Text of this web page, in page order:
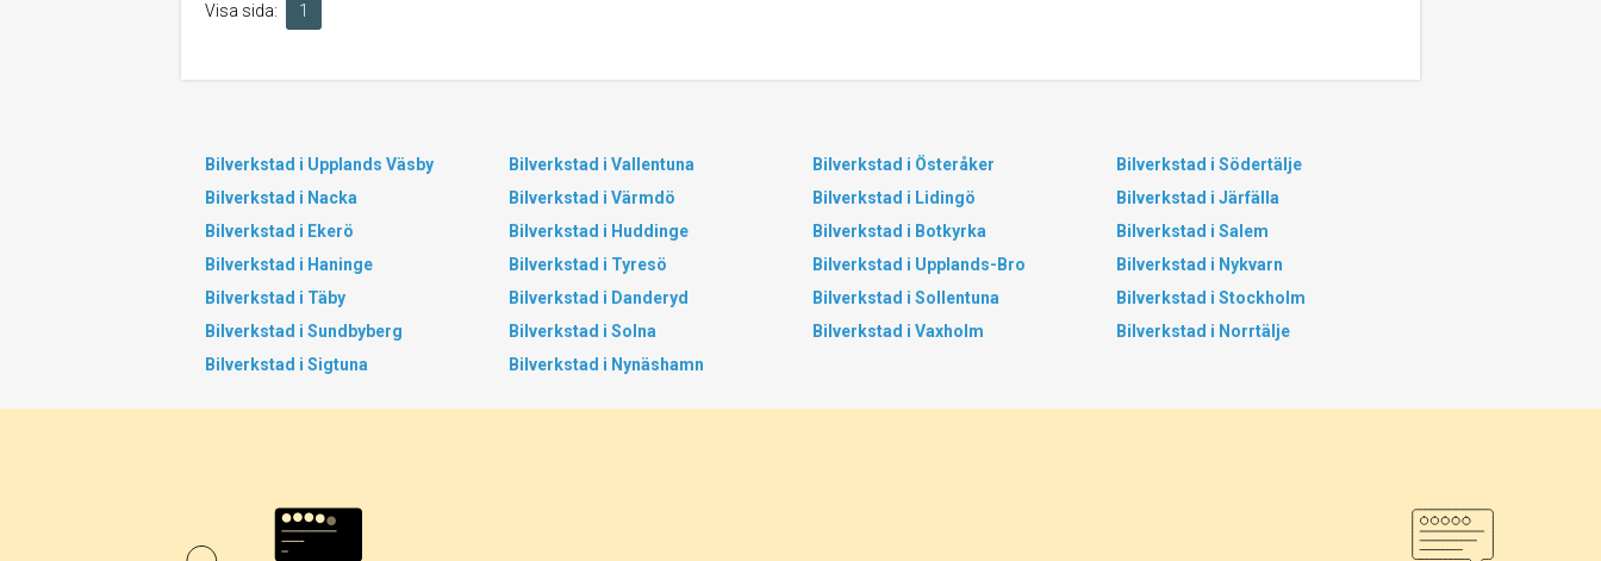
Visa sida: 1
Bilverkstad i Upplands Väsby Bilverkstad i Vallentuna Bilverkstad i Österåker
Bilverkstad i Södertälje
Bilverkstad i Nacka
Bilverkstad i Värmdö Bilverkstad i Lidingö
Bilverkstad i Järfälla
Bilverkstad i Ekerö
Bilverkstad i Huddinge Bilverkstad i Botkyrka
Bilverkstad i Salem
Bilverkstad i Haninge
Bilverkstad i Tyresö Bilverkstad i Upplands-Bro
Bilverkstad i Nykvarn
Bilverkstad i Täby
Bilverkstad i Danderyd Bilverkstad i Sollentuna
Bilverkstad i Stockholm
Bilverkstad i Sundbyberg
Bilverkstad i Solna Bilverkstad i Vaxholm
Bilverkstad i Norrtälje
Bilverkstad i Sigtuna
Bilverkstad i Nynäshamn